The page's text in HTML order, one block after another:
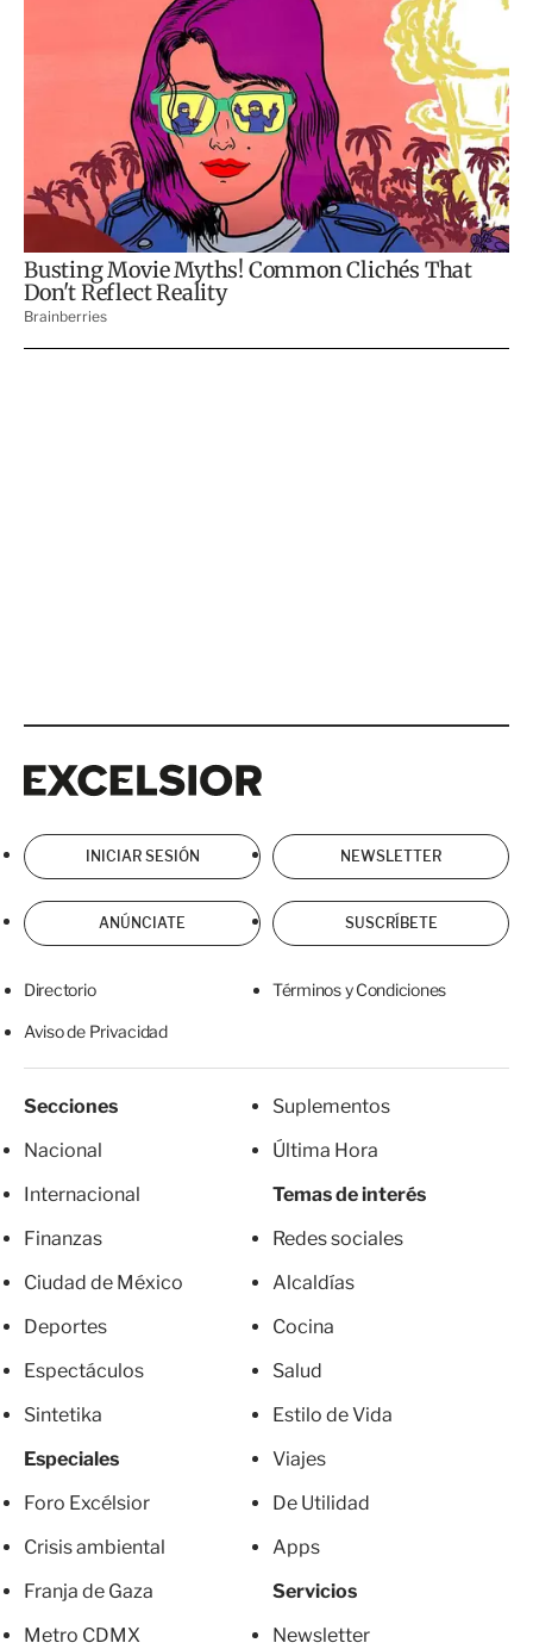
INICIAR SESIÓN NEWSLETTER
ANÚNCIATE SUSCRÍBETE
Directorio Términos y Condiciones
Aviso de Privacidad
Secciones
Nacional
Internacional
Finanzas
Ciudad de México
Deportes
Espectáculos
Sintetika
Especiales
Foro Excélsior
Crisis ambiental
Franja de Gaza
Metro CDMX
Suplementos
Última Hora
Temas de interés
Redes sociales
Alcaldías
Cocina
Salud
Estilo de Vida
Viajes
De Utilidad
Apps
Servicios
Newsletter